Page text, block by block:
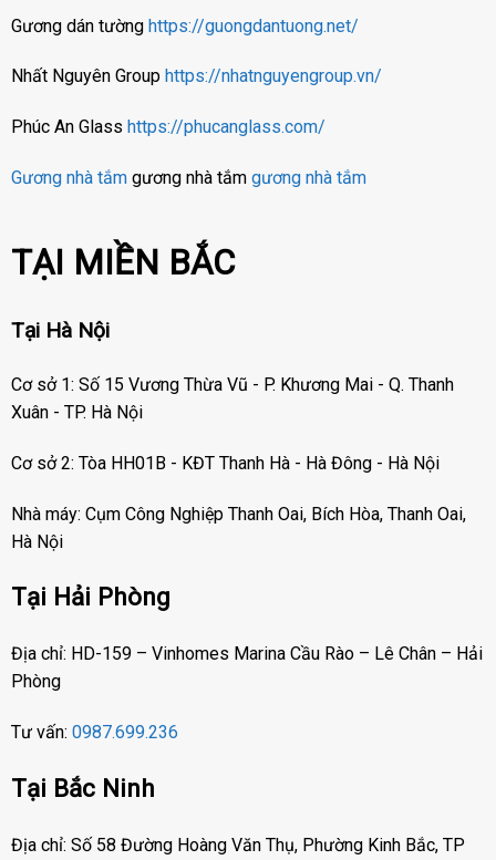
Gương dán tường https://guongdantuong.net/
Nhất Nguyên Group https://nhatnguyengroup.vn/
Phúc An Glass https://phucanglass.com/
Gương nhà tắmgương nhà tắm gương nhà tắm
TẠI MIỀN BẮC
Tại Hà Nội
Cơ sở 1: Số 15 Vương Thừa Vũ - P. Khương Mai - Q. Thanh
Xuân - TP. Hà Nội
Cơ sở 2: Tòa HH01B - KĐT Thanh Hà - Hà Đông - Hà Nội
Nhà máy: Cụm Công Nghiệp Thanh Oai, Bích Hòa, Thanh Oai,
Hà Nội
Tại Hải Phòng
Địa chỉ: HD-159 – Vinhomes Marina Cầu Rào – Lê Chân – Hải
Phòng
Tư vấn: 0987.699.236
Tại Bắc Ninh
Địa chỉ: Số 58 Đường Hoàng Văn Thụ, Phường Kinh Bắc, TP